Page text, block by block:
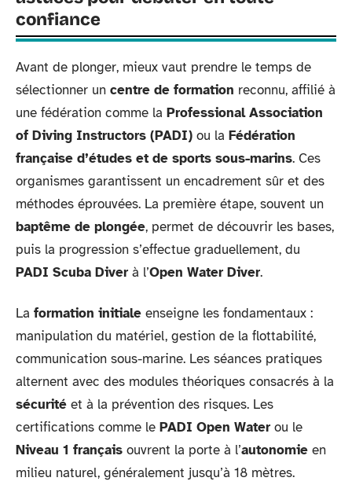
confiance
Avant de plonger, mieux vaut prendre le temps de
sélectionner un centre de formation reconnu, affilié à
une fédération comme la Professional Association
of Diving Instructors (PADI) ou la Fédération
française d’études et de sports sous-marins. Ces
organismes garantissent un encadrement sûr et des
méthodes éprouvées. La première étape, souvent un
baptême de plongée, permet de découvrir les bases,
puis la progression s’effectue graduellement, du
PADI Scuba Diver à l’Open Water Diver.
La formation initiale enseigne les fondamentaux :
manipulation du matériel, gestion de la flottabilité,
communication sous-marine. Les séances pratiques
alternent avec des modules théoriques consacrés à la
sécurité et à la prévention des risques. Les
certifications comme le PADI Open Water ou le
Niveau 1 français ouvrent la porte à l’autonomie en
milieu naturel, généralement jusqu’à 18 mètres.